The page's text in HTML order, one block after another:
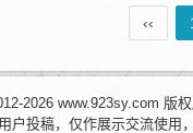
‹‹
2026 www.923sy.com 版
户投稿，仅作展示交流使